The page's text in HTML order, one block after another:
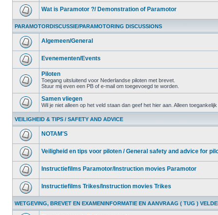
Wat is Paramotor ?/ Demonstration of Paramotor
PARAMOTORDISCUSSIE/PARAMOTORING DISCUSSIONS
Algemeen/General
Evenementen/Events
Piloten
Toegang uitsluitend voor Nederlandse piloten met brevet.
Stuur mij even een PB of e-mail om toegevoegd te worden.
Samen vliegen
Wil je niet alleen op het veld staan dan geef het hier aan. Alleen
VEILIGHEID & TIPS / SAFETY AND ADVICE
NOTAM'S
Veiligheid en tips voor piloten / General safety and advice for
Instructiefilms Paramotor/Instruction movies Paramotor
Instructiefilms Trikes/Instruction movies Trikes
WETGEVING, BREVET EN EXAMENINFORMATIE EN AANVRAAG ( TUG )